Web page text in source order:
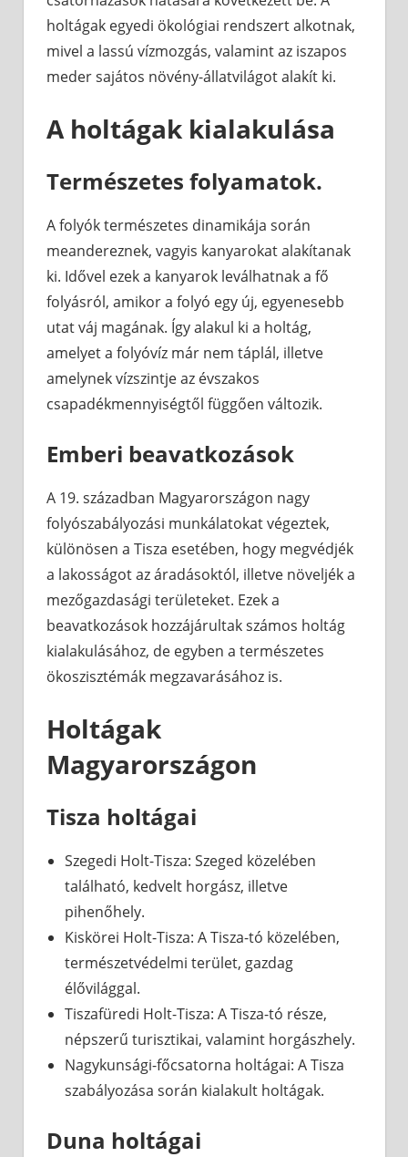
holtágak egyedi ökológiai rendszert alkotnak,
mivel a lassú vízmozgás, valamint az iszapos
meder sajátos növény-állatvilágot alakít ki.
A holtágak kialakulása
Természetes folyamatok.
A folyók természetes dinamikája során
meandereznek, vagyis kanyarokat alakítanak
ki. Idővel ezek a kanyarok leválhatnak a fő
folyásról, amikor a folyó egy új, egyenesebb
utat váj magának. Így alakul ki a holtág,
amelyet a folyóvíz már nem táplál, illetve
amelynek vízszintje az évszakos
csapadékmennyiségtől függően változik.
Emberi beavatkozások
A 19. században Magyarországon nagy
folyószabályozási munkálatokat végeztek,
különösen a Tisza esetében, hogy megvédjék
a lakosságot az áradásoktól, illetve növeljék a
mezőgazdasági területeket. Ezek a
beavatkozások hozzájárultak számos holtág
kialakulásához, de egyben a természetes
ökoszisztémák megzavarásához is.
Holtágak
Magyarországon
Tisza holtágai
Szegedi Holt-Tisza: Szeged közelében
található, kedvelt horgász, illetve
pihenőhely.
Kiskörei Holt-Tisza: A Tisza-tó közelében,
természetvédelmi terület, gazdag
élővilággal.
Tiszafüredi Holt-Tisza: A Tisza-tó része,
népszerű turisztikai, valamint horgászhely.
Nagykunsági-főcsatorna holtágai: A Tisza
szabályozása során kialakult holtágak.
Duna holtágai